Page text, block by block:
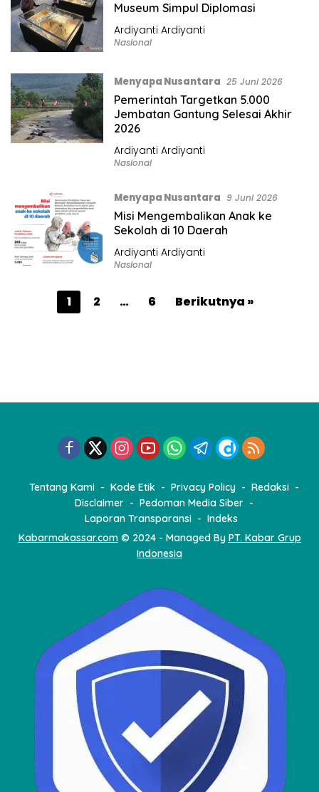
Museum Simpul Diplomasi
Ardiyanti Ardiyanti
Nasional
Menyapa Nusantara 25 Juni 2026
Pemerintah Targetkan 5.000
Jembatan Gantung Selesai Akhir
2026
Ardiyanti Ardiyanti
Nasional
Menyapa Nusantara 9 Juni 2026
Misi Mengembalikan Anak ke
Sekolah di 10 Daerah
Ardiyanti Ardiyanti
Nasional
a
1 2 … 6 Berikutnya »
Tentang Kami Kode Etik Privacy Policy
Redaksi
Disclaimer
Pedoman Media Siber
Laporan Transparansi
Indeks
Kabarmakassar.com© 2024 - Managed By PT. Kabar Grup
Indonesia